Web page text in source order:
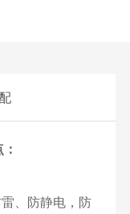
、防静电，防